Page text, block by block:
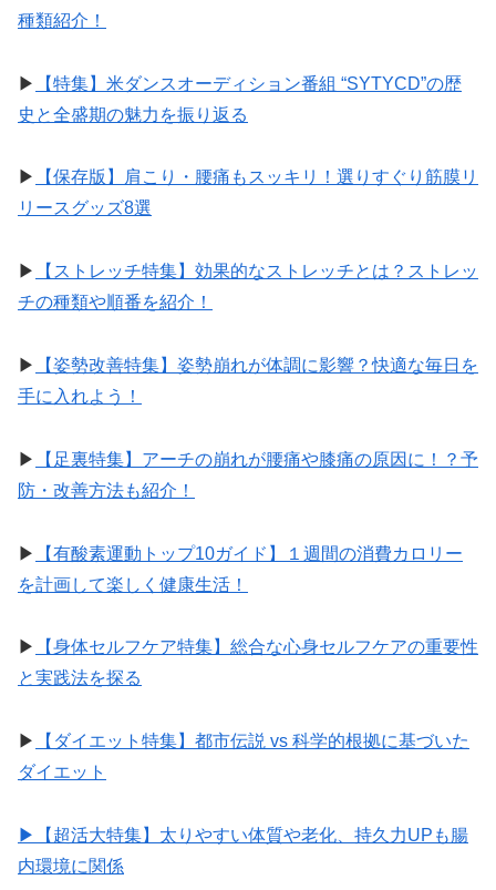
種類紹介！
▶︎
【特集】米ダンスオーディション番組 “SYTYCD”の歴
史と全盛期の魅力を振り返る
▶︎
【保存版】肩こり・腰痛もスッキリ！選りすぐり筋膜リ
リースグッズ8選
▶︎
【ストレッチ特集】効果的なストレッチとは？ストレッ
チの種類や順番を紹介！
▶︎
【姿勢改善特集】姿勢崩れが体調に影響？快適な毎日を
手に入れよう！
▶︎
【足裏特集】アーチの崩れが腰痛や膝痛の原因に！？予
防・改善方法も紹介！
▶︎
【有酸素運動トップ10ガイド】１週間の消費カロリー
を計画して楽しく健康生活！
▶︎
【身体セルフケア特集】総合な心身セルフケアの重要性
と実践法を探る
▶︎
【ダイエット特集】都市伝説 vs 科学的根拠に基づいた
ダイエット
▶︎【超活大特集】太りやすい体質や老化、持久力UPも腸
内環境に関係